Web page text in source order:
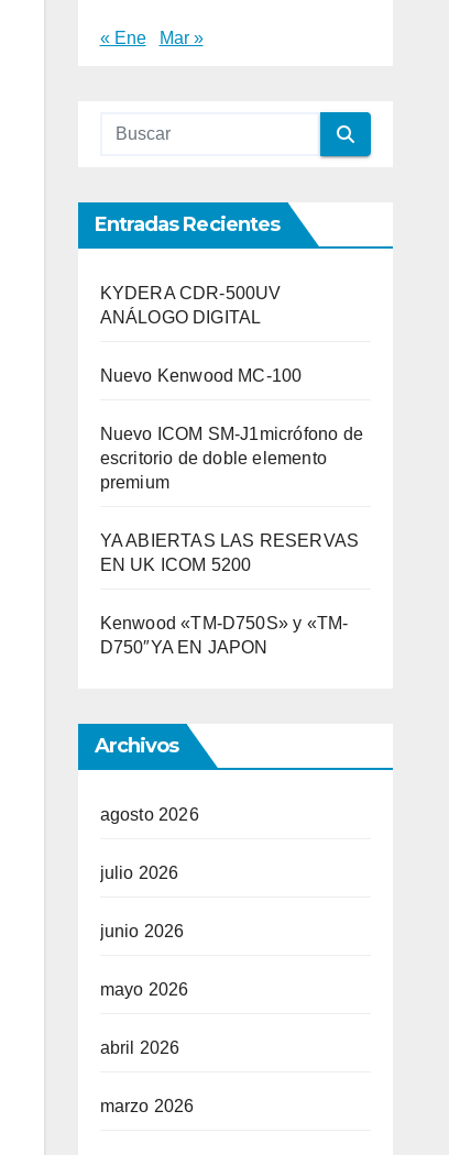
« Ene Mar »
Entradas Recientes
KYDERA CDR-500UV
ANÁLOGO DIGITAL
Nuevo Kenwood MC-100
Nuevo ICOM SM-J1micrófono de
escritorio de doble elemento
premium
YA ABIERTAS LAS RESERVAS
EN UK ICOM 5200
Kenwood «TM-D750S» y «TM-
D750″YA EN JAPON
Archivos
agosto 2026
julio 2026
junio 2026
mayo 2026
abril 2026
marzo 2026